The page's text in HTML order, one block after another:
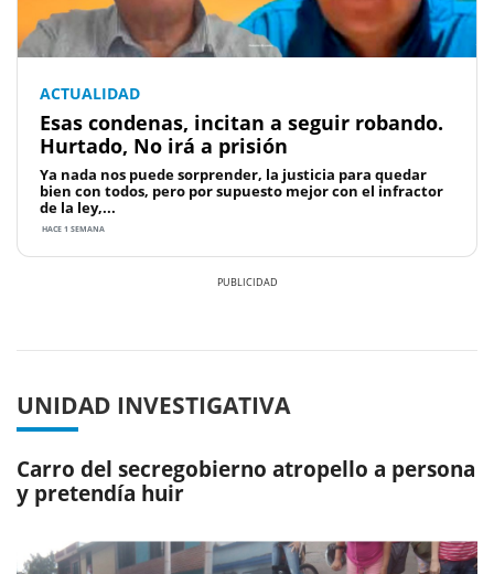
ACTUALIDAD
Esas condenas, incitan a seguir robando.
Hurtado, No irá a prisión
Ya nada nos puede sorprender, la justicia para quedar
bien con todos, pero por supuesto mejor con el infractor
de la ley,...
HACE 1 SEMANA
UNIDAD INVESTIGATIVA
Carro del secregobierno atropello a persona
y pretendía huir